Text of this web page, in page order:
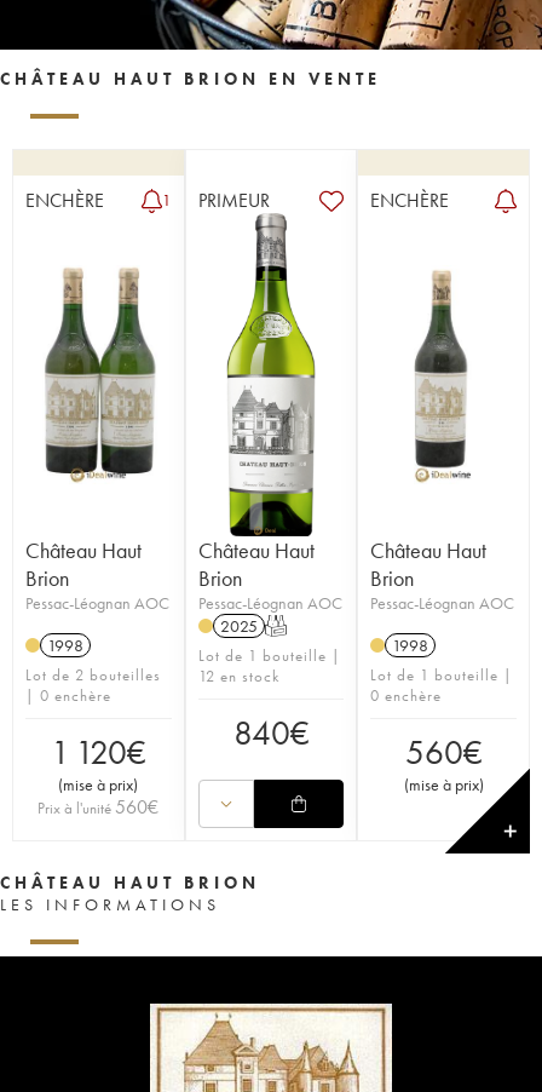
CHÂTEAU HAUT BRION EN VENTE
ENCHÈRE 1
Château Haut
Brion
Pessac-Léognan AOC
1998
Lot de 2 bouteilles
| 0 enchère
1 120€
(mise à prix)
Prix à l'unité 560€
PRIMEUR
Château Haut
Brion
Pessac-Léognan AOC
2025 T
Lot de 1 bouteille |
12 en stock
840€
ENCHÈRE
Château Haut
Brion
Pessac-Léognan AOC
1998
Lot de 1 bouteille |
0 enchère
560€
(mise à prix)
✕
CHÂTEAU HAUT BRION
LES INFORMATIONS